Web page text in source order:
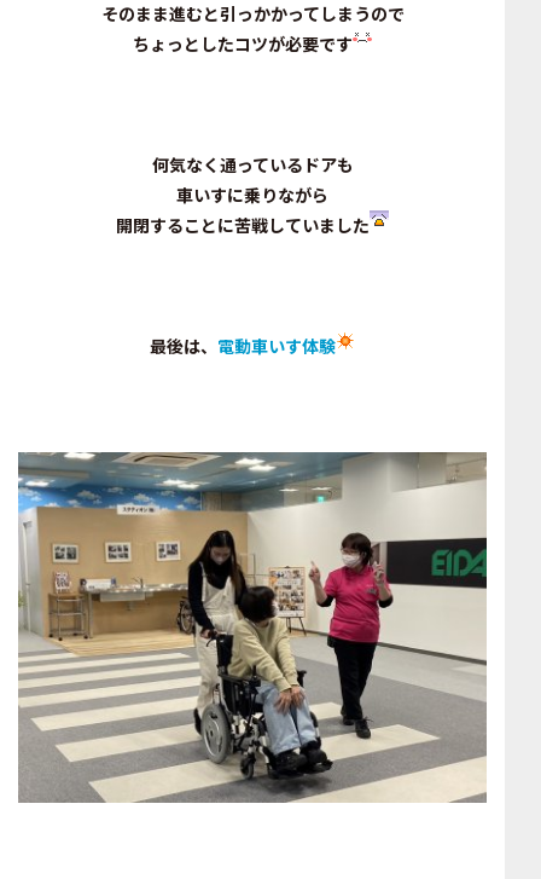
そのまま進むと引っかかってしまうので
ちょっとしたコツが必要です
何気なく通っているドアも
車いすに乗りながら
開閉することに苦戦していました
最後は、 電動車いす体験